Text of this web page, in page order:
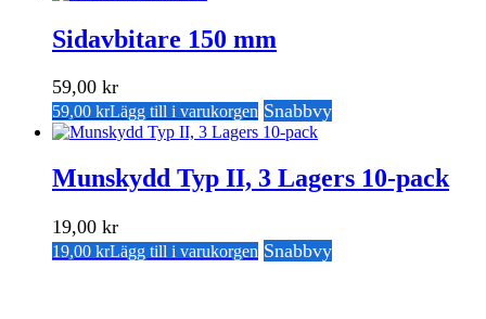
Sidavbitare 150 mm
59,00 kr
59,00 krLägg till i varukorgen Snabbvy
Munskydd Typ II, 3 Lagers 10-pack
19,00 kr
19,00 krLägg till i varukorgen Snabbvy